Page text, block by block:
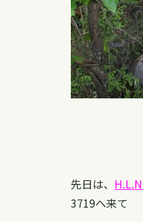
先日は、
3719へ来て